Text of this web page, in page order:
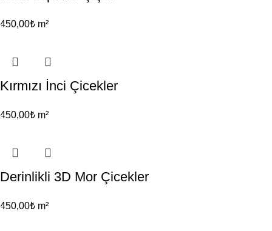
450,00₺ m²
Kırmızı İnci Çicekler
450,00₺ m²
Derinlikli 3D Mor Çicekler
450,00₺ m²